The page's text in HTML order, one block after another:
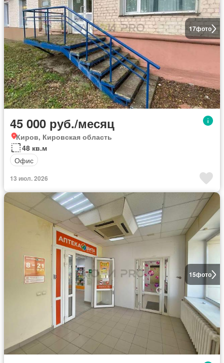
17фото
45 000 руб./месяц
Киров, Кировская область
48 кв.м
Офис
13 июл. 2026
15фото